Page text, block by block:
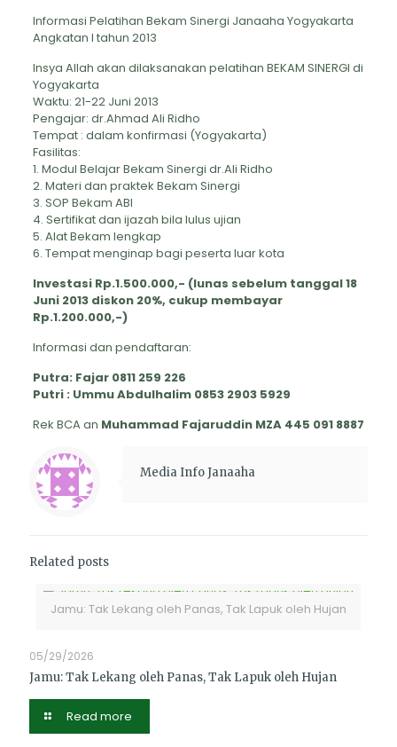
Informasi Pelatihan Bekam Sinergi Janaaha Yogyakarta
Angkatan I tahun 2013
Insya Allah akan dilaksanakan pelatihan BEKAM SINERGI di
Yogyakarta
Waktu: 21-22 Juni 2013
Pengajar: dr.Ahmad Ali Ridho
Tempat : dalam konfirmasi (Yogyakarta)
Fasilitas:
1. Modul Belajar Bekam Sinergi dr.Ali Ridho
2. Materi dan praktek Bekam Sinergi
3. SOP Bekam ABI
4. Sertifikat dan ijazah bila lulus ujian
5. Alat Bekam lengkap
6. Tempat menginap bagi peserta luar kota
Investasi Rp.1.500.000,- (lunas sebelum tanggal 18
Juni 2013 diskon 20%, cukup membayar
Rp.1.200.000,-)
Informasi dan pendaftaran:
Putra: Fajar 0811 259 226
Putri : Ummu Abdulhalim 0853 2903 5929
Rek BCA an Muhammad Fajaruddin MZA 445 091 8887
Media Info Janaaha
Related posts
Jamu: Tak Lekang oleh Panas, Tak Lapuk oleh Hujan
05/29/2026
Jamu: Tak Lekang oleh Panas, Tak Lapuk oleh Hujan
Read more